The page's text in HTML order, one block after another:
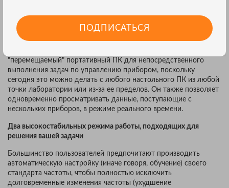
интерфейса GPIB или RS-232, что позволяет контролировать
устройства 910/910R практически отовсюду.
"перемещаемый" портативный ПК для непосредственного
выполнения задач по управлению прибором, поскольку
сегодня это можно делать с любого настольного ПК из любой
точки лаборатории или из-за ее пределов. Он также позволяет
одновременно просматривать данные, поступающие с
нескольких приборов, в режиме реального времени.
Два высокостабильных режима работы, подходящих для
решения вашей задачи
Большинство пользователей предпочитают производить
автоматическую настройку (иначе говоря, обучение) своего
стандарта частоты, чтобы полностью исключить
долговременные изменения частоты (ухудшение
ПОДПИСАТЬСЯ